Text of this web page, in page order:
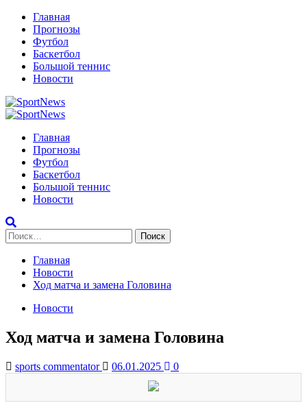
Перейти
содержимому
Главная
Прогнозы
Футбол
Баскетбол
Большой теннис
Новости
Primary
Главная
Прогнозы
Футбол
Баскетбол
Большой теннис
Новости
Найти:
Главная
Новости
Ход матча и замена Головина
Новости
Ход матча и замена Головина
sports commentator 06.01.2025 0